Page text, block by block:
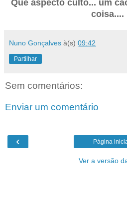
Que aspecto culto... um
coisa....
Nuno Gonçalves à(s) 09:42
Partilhar
Sem comentários:
Enviar um comentário
‹ Página
Ver a versão